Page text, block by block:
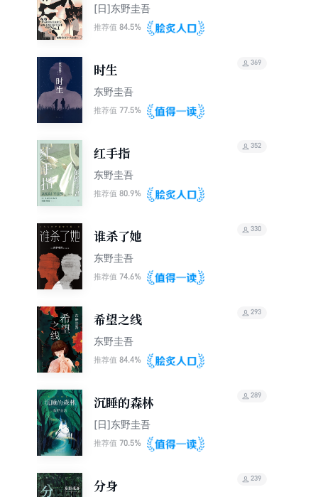
的洞悉人性之作）
[日]东野圭吾
推荐值 84.5%
时生
东野圭吾
推荐值 77.5%
369
红手指
东野圭吾
推荐值 80.9%
352
谁杀了她
东野圭吾
推荐值 74.6%
330
希望之线
东野圭吾
推荐值 84.4%
293
沉睡的森林
[日]东野圭吾
推荐值 70.5%
289
分身
239